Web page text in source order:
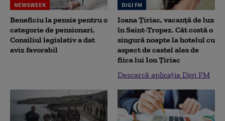
NEWSWEEK
Beneficiu la pensie pentru o
categorie de pensionari.
Consiliul legislativ a dat
aviz favorabil
DIGI FM
Ioana Țiriac, vacanță de lux
în Saint-Tropez. Cât costă o
singură noapte la hotelul cu
aspect de castel ales de
fiica lui Ion Țiriac
Descarcă aplicația Digi FM